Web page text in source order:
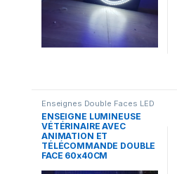
Enseignes Double Faces LED
ENSEIGNE LUMINEUSE
VÉTÉRINAIRE AVEC
ANIMATION ET
TÉLÉCOMMANDE DOUBLE
FACE 60x40CM